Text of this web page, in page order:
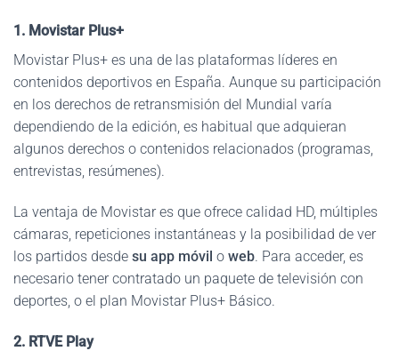
1. Movistar Plus+
Movistar Plus+ es una de las plataformas líderes en
contenidos deportivos en España. Aunque su participación
en los derechos de retransmisión del Mundial varía
dependiendo de la edición, es habitual que adquieran
algunos derechos o contenidos relacionados (programas,
entrevistas, resúmenes).
La ventaja de Movistar es que ofrece calidad HD, múltiples
cámaras, repeticiones instantáneas y la posibilidad de ver
los partidos desde su app móvil o web. Para acceder, es
necesario tener contratado un paquete de televisión con
deportes, o el plan Movistar Plus+ Básico.
2. RTVE Play